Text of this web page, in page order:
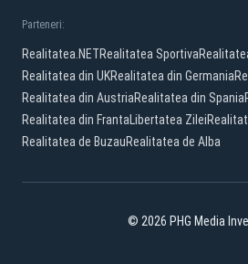
Parteneri:
Realitatea.NETRealitatea Sportiva
Realitatea din UKRealitatea din Germania
Realitatea din AustriaRealitatea din Spania
Realitatea din FrantaLibertatea Zilei
Realitatea de BuzauRealitatea de Alba
© 2026 PHG Media